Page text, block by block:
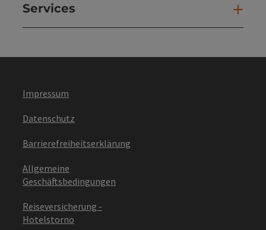
Services
Impressum
Datenschutz
Barrierefreiheitserklärung
Allgemeine
Geschäftsbedingungen
Reiseversicherung -
Hotelstorno